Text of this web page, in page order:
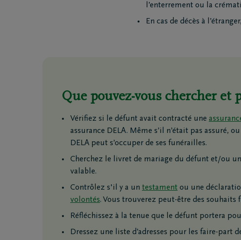
Funérailles
Rapatriement
Travailler chez DELA Blog
Penser à demain
l’enterrement ou la
En cas de décès à
Que pouvez-vous chercher et
Vérifiez si le défunt avait contracté une
assurance DELA. Même s’il n’était pas assuré,
DELA peut s’occuper de ses funérailles.
Cherchez le livret de mariage du défunt et/ou
valable.
Contrôlez s'il y a un testament ou une
volontés. Vous trouverez peut-être des souhaits
Réfléchissez à la tenue que le défunt portera
Dressez une liste d’adresses pour les faire-part